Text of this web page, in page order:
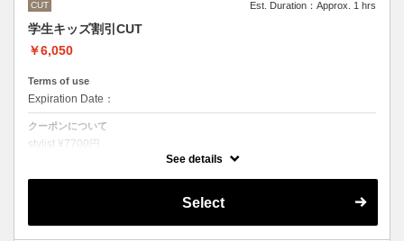
CUT Est. Duration：Approx. 1 hrs
学生キッズ割引CUT
￥6,050
Terms of use
Expiration Date：
クーポンについて
stylist ¥7700円
See details
Select